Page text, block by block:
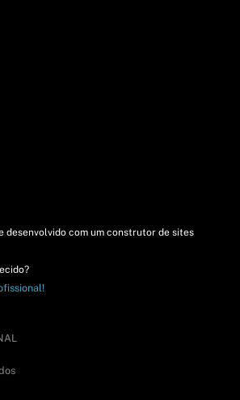
desenvolvido com um construtor de sites